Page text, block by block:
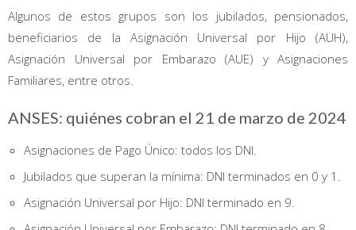
Algunos de estos grupos son los jubilados, pensionados,
beneficiarios de la Asignación Universal por Hijo (AUH),
Asignación Universal por Embarazo (AUE) y Asignaciones
Familiares, entre otros.
ANSES: quiénes cobran el 21 de marzo de 2024
Asignaciones de Pago Único: todos los DNI.
Jubilados que superan la mínima: DNI terminados en 0 y 1.
Asignación Universal por Hijo: DNI terminado en 9.